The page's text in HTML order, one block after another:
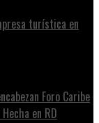
turística en
Foro Caribe
en RD